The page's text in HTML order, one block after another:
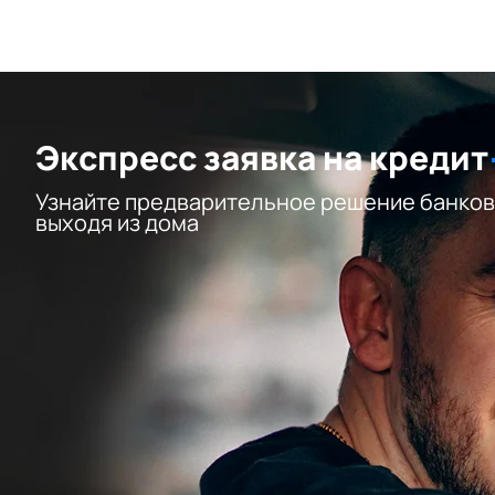
Экспресс заявка на кредит
Узнайте предварительное решение
выходя из дома